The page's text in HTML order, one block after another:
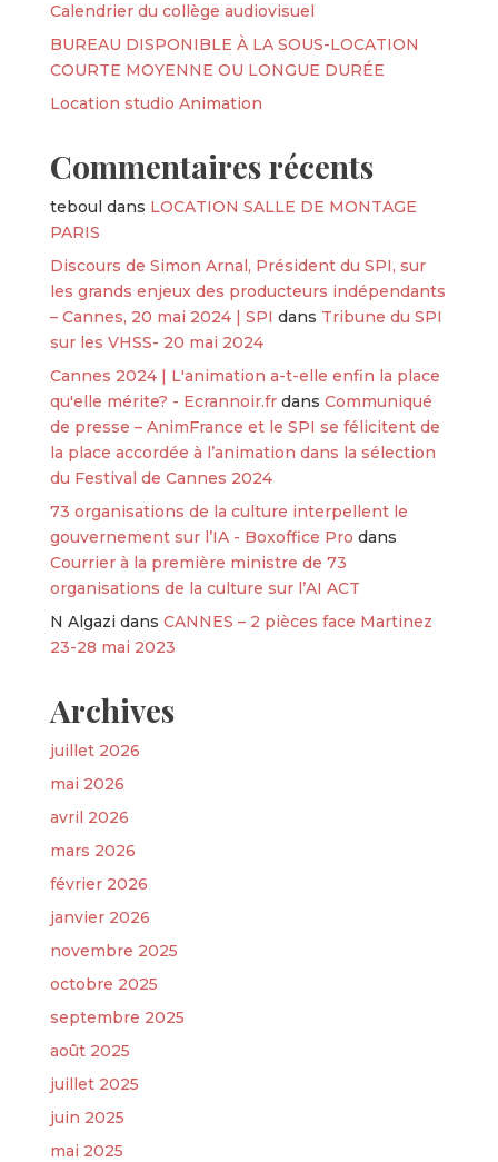
Calendrier du collège audiovisuel
BUREAU DISPONIBLE À LA SOUS-LOCATION
COURTE MOYENNE OU LONGUE DURÉE
Location studio Animation
Commentaires récents
teboul dans LOCATION SALLE DE MONTAGE
PARIS
Discours de Simon Arnal, Président du SPI, sur
les grands enjeux des producteurs indépendants
– Cannes, 20 mai 2024 | SPI dans Tribune du SPI
sur les VHSS- 20 mai 2024
Cannes 2024 | L'animation a-t-elle enfin la place
qu'elle mérite? - Ecrannoir.frdans Communiqué
de presse – AnimFrance et le SPI se félicitent de
la place accordée à l’animation dans la sélection
du Festival de Cannes 2024
73 organisations de la culture interpellent le
gouvernement sur l’IA - Boxoffice Pro dans
Courrier à la première ministre de 73
organisations de la culture sur l’AI ACT
N Algazi dans CANNES – 2 pièces face Martinez
23-28 mai 2023
Archives
juillet 2026
mai 2026
avril 2026
mars 2026
février 2026
janvier 2026
novembre 2025
octobre 2025
septembre 2025
août 2025
juillet 2025
juin 2025
mai 2025